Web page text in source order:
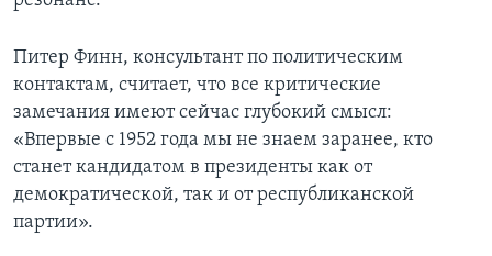
Питер Финн, консультант по политическим
контактам, считает, что все критические
замечания имеют сейчас глубокий смысл:
«Впервые с 1952 года мы не знаем заранее, кто
станет кандидатом в президенты как от
демократической, так и от республиканской
партии».